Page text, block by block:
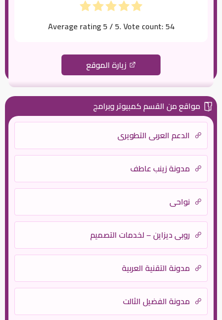
Average rating5/ 5. Vote count:54
زيارة الموقع
مواقع من القسم كمبيوتر وبرامج
الدعم العربي التطويري
مدونة زينب عاطف
نواحي
روبي ديزاين – لخدمات التصميم
مدونة التقنية العربية
مدونة الفضيل الثالت